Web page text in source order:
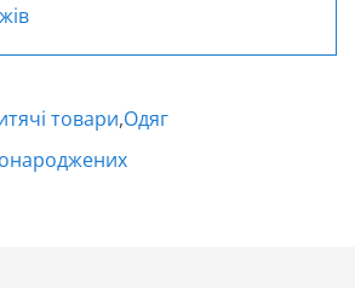
товари,Одяг